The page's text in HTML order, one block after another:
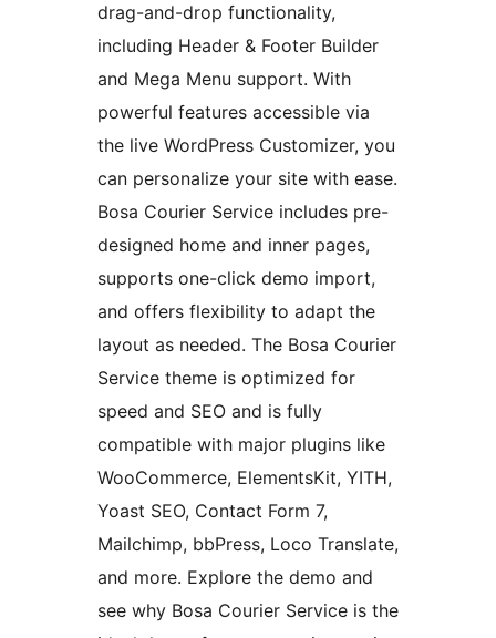
drag-and-drop functionality,
including Header & Footer Builder
and Mega Menu support. With
powerful features accessible via
the live WordPress Customizer, you
can personalize your site with ease.
Bosa Courier Service includes pre-
designed home and inner pages,
supports one-click demo import,
and offers flexibility to adapt the
layout as needed. The Bosa Courier
Service theme is optimized for
speed and SEO and is fully
compatible with major plugins like
WooCommerce, ElementsKit, YITH,
Yoast SEO, Contact Form 7,
Mailchimp, bbPress, Loco Translate,
and more. Explore the demo and
see why Bosa Courier Service is the